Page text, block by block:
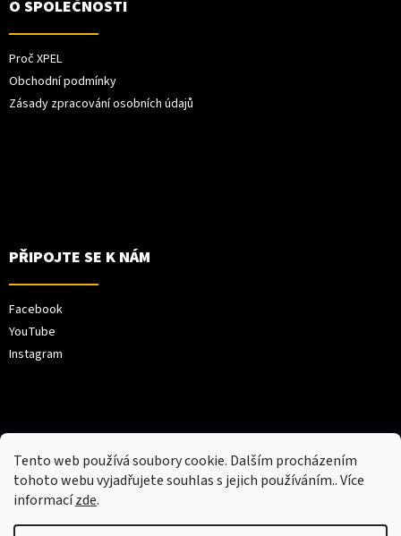
Tento web používá soubory cookie. Dalším procházením
tohoto webu vyjadřujete souhlas s jejich používáním.. Více
informacízde.
O SPOLEČNOSTI
Proč XPEL
Obchodní podmínky
Zásady zpracování osobních údajů
PŘIPOJTE SE K NÁM
Facebook
YouTube
Instagram